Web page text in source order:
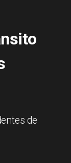
de